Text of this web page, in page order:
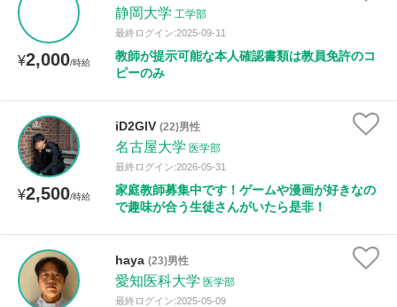
¥2,000/時給
静岡大学 工学部
最終ログイン:2025-09-11
教師が提示可能な本人確認書類は教員免許のコ
ピーのみ
¥2,500/時給
iD2GlV (22)男性
名古屋大学 医学部
最終ログイン:2026-05-31
家庭教師募集中です！ゲームや漫画が好きなの
で趣味が合う生徒さんがいたら是非！
haya (23)男性
愛知医科大学 医学部
最終ログイン:2025-05-09